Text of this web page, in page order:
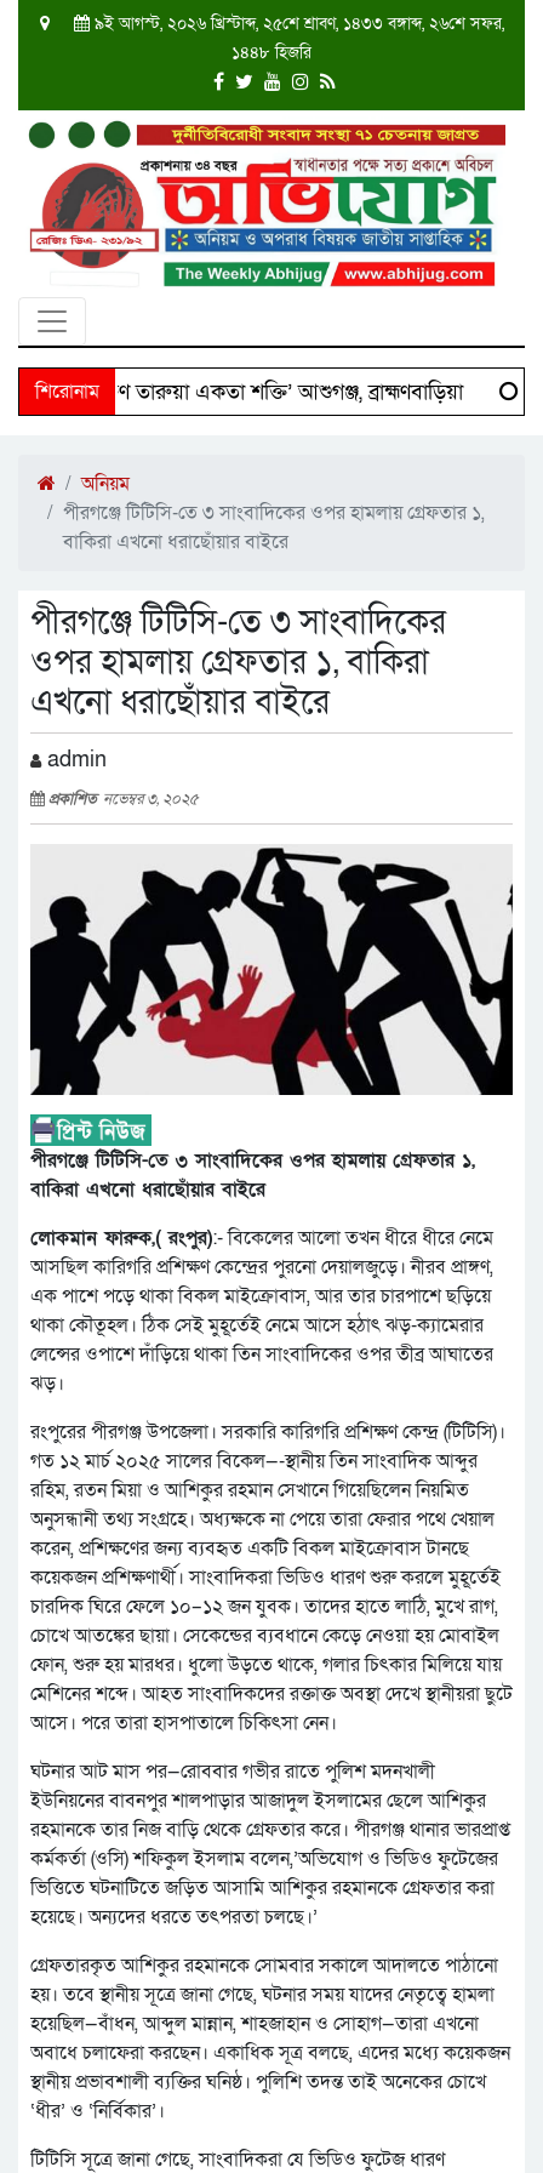
৯ই আগস্ট, ২০২৬ খ্রিস্টাব্দ, ২৫শে শ্রাবণ, ১৪৩৩ বঙ্গাব্দ, ২৬শে সফর,
১৪৪৮ হিজরি
শিরোনাম
‘দক্ষিণ তারুয়া একতা শক্তি’ আশুগঞ্জ, ব্রাহ্মণবাড়িয়া
অনিয়ম
পীরগঞ্জে টিটিসি-তে ৩ সাংবাদিকের ওপর হামলায় গ্রেফতার ১,
বাকিরা এখনো ধরাছোঁয়ার বাইরে
পীরগঞ্জে টিটিসি-তে ৩ সাংবাদিকের
ওপর হামলায় গ্রেফতার ১, বাকিরা
এখনো ধরাছোঁয়ার বাইরে
admin
প্রকাশিত নভেম্বর ৩, ২০২৫
পীরগঞ্জে টিটিসি-তে ৩ সাংবাদিকের ওপর হামলায় গ্রেফতার ১,
বাকিরা এখনো ধরাছোঁয়ার বাইরে
লোকমান ফারুক,( রংপুর):- বিকেলের আলো তখন ধীরে ধীরে নেমে
আসছিল কারিগরি প্রশিক্ষণ কেন্দ্রের পুরনো দেয়ালজুড়ে। নীরব প্রাঙ্গণ,
এক পাশে পড়ে থাকা বিকল মাইক্রোবাস, আর তার চারপাশে ছড়িয়ে
থাকা কৌতূহল। ঠিক সেই মুহূর্তেই নেমে আসে হঠাৎ ঝড়-ক্যামেরার
লেন্সের ওপাশে দাঁড়িয়ে থাকা তিন সাংবাদিকের ওপর তীব্র আঘাতের
ঝড়।
রংপুরের পীরগঞ্জ উপজেলা। সরকারি কারিগরি প্রশিক্ষণ কেন্দ্র (টিটিসি)।
গত ১২ মার্চ ২০২৫ সালের বিকেল—-স্থানীয় তিন সাংবাদিক আব্দুর
রহিম, রতন মিয়া ও আশিকুর রহমান সেখানে গিয়েছিলেন নিয়মিত
অনুসন্ধানী তথ্য সংগ্রহে। অধ্যক্ষকে না পেয়ে তারা ফেরার পথে খেয়াল
করেন, প্রশিক্ষণের জন্য ব্যবহৃত একটি বিকল মাইক্রোবাস টানছে
কয়েকজন প্রশিক্ষণার্থী। সাংবাদিকরা ভিডিও ধারণ শুরু করলে মুহূর্তেই
চারদিক ঘিরে ফেলে ১০–১২ জন যুবক। তাদের হাতে লাঠি, মুখে রাগ,
চোখে আতঙ্কের ছায়া। সেকেন্ডের ব্যবধানে কেড়ে নেওয়া হয় মোবাইল
ফোন, শুরু হয় মারধর। ধুলো উড়তে থাকে, গলার চিৎকার মিলিয়ে যায়
মেশিনের শব্দে। আহত সাংবাদিকদের রক্তাক্ত অবস্থা দেখে স্থানীয়রা ছুটে
আসে। পরে তারা হাসপাতালে চিকিৎসা নেন।
ঘটনার আট মাস পর—রোববার গভীর রাতে পুলিশ মদনখালী
ইউনিয়নের বাবনপুর শালপাড়ার আজাদুল ইসলামের ছেলে আশিকুর
রহমানকে তার নিজ বাড়ি থেকে গ্রেফতার করে। পীরগঞ্জ থানার ভারপ্রাপ্ত
কর্মকর্তা (ওসি) শফিকুল ইসলাম বলেন,’অভিযোগ ও ভিডিও ফুটেজের
ভিত্তিতে ঘটনাটিতে জড়িত আসামি আশিকুর রহমানকে গ্রেফতার করা
হয়েছে। অন্যদের ধরতে তৎপরতা চলছে।’
গ্রেফতারকৃত আশিকুর রহমানকে সোমবার সকালে আদালতে পাঠানো
হয়। তবে স্থানীয় সূত্রে জানা গেছে, ঘটনার সময় যাদের নেতৃত্বে হামলা
হয়েছিল—বাঁধন, আব্দুল মান্নান, শাহজাহান ও সোহাগ—তারা এখনো
অবাধে চলাফেরা করছেন। একাধিক সূত্র বলছে, এদের মধ্যে কয়েকজন
স্থানীয় প্রভাবশালী ব্যক্তির ঘনিষ্ঠ। পুলিশি তদন্ত তাই অনেকের চোখে
‘ধীর’ ও ‘নির্বিকার’।
টিটিসি সূত্রে জানা গেছে, সাংবাদিকরা যে ভিডিও ফুটেজ ধারণ